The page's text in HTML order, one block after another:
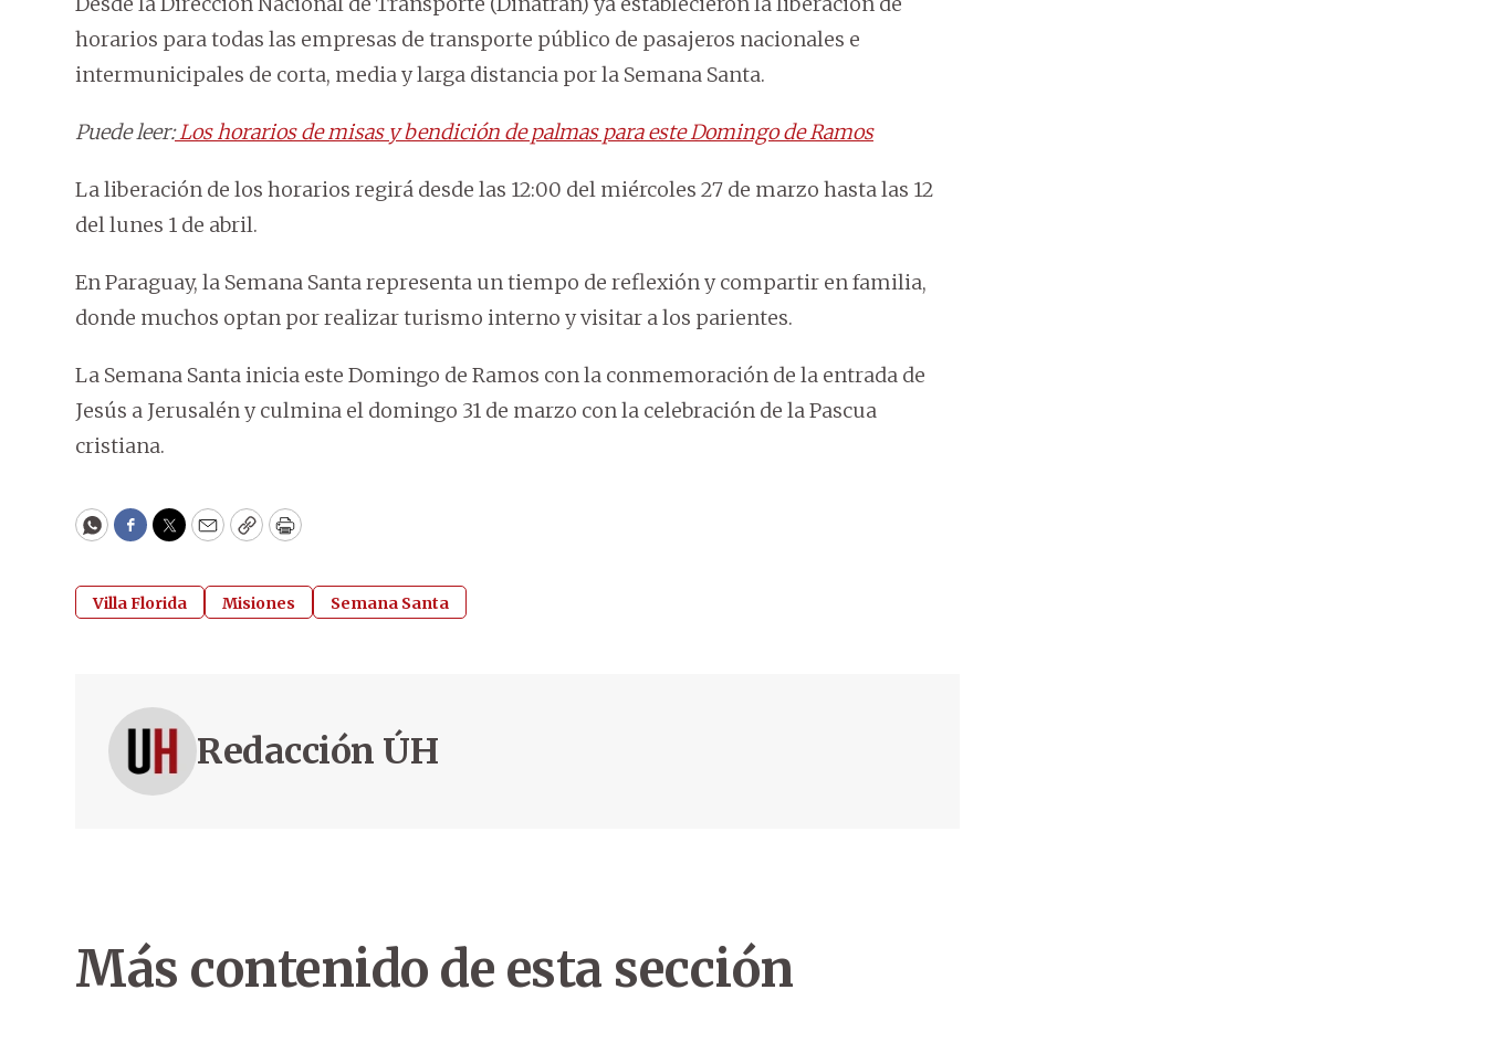
horarios para todas las empresas de transporte público de pasajeros nacionales e
intermunicipales de corta, media y larga distancia por la Semana Santa.
Puede leer:Los horarios de misas y bendición de palmas para este Domingo de Ramos
La liberación de los horarios regirá desde las 12:00 del miércoles 27 de marzo hasta las 12
del lunes 1 de abril.
En Paraguay, la Semana Santa representa un tiempo de reflexión y compartir en familia,
donde muchos optan por realizar turismo interno y visitar a los parientes.
La Semana Santa inicia este Domingo de Ramos con la conmemoración de la entrada de
Jesús a Jerusalén y culmina el domingo 31 de marzo con la celebración de la Pascua
cristiana.
WhatsApp
Facebook
Twitter
EmailCopyPrint
Villa Florida Misiones Semana Santa
Redacción ÚH
Más contenido de esta sección